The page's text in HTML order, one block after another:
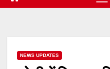
NEWS UPDATES